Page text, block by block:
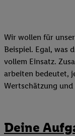
Wir wollen für
Beispiel. Egal, was
vollem Einsatz.
arbeiten bedeutet,
Wertschätzung und
Deine